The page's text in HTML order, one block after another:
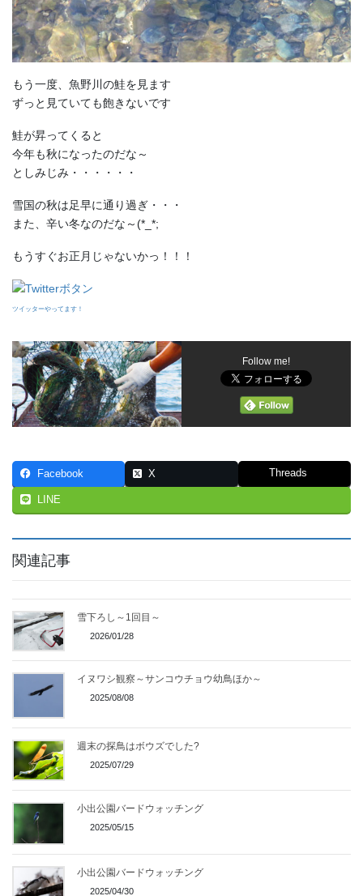
もう一度、魚野川の鮭を見ます
ずっと見ていても飽きないです
鮭が昇ってくると
今年も秋になったのだな～
としみじみ・・・・・・
雪国の秋は足早に通り過ぎ・・・
また、辛い冬なのだな～(*_*;
もうすぐお正月じゃないかっ！！！
ツイッターやってます！
Follow me!
Facebook X Threads
LINE
関連記事
雪下ろし～1回目～
2026/01/28
イヌワシ観察～サンコウチョウ幼鳥ほか～
2025/08/08
週末の探鳥はボウズでした?
2025/07/29
小出公園バードウォッチング
2025/05/15
小出公園バードウォッチング
2025/04/30